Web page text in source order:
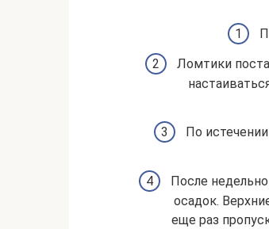
Ломтики
По
После
осадок.
еще раз